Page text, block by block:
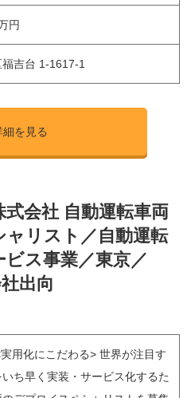
円
吉台 1-1617-1
を見る
会社 自動運転車両
リスト／自動運転
ス事業／東京／
出向
実用化にこだわる> 世界が注目す
ち早く実装・サービス化するた